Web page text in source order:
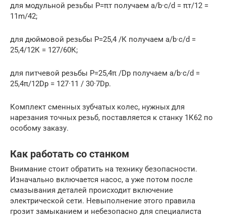
для модульной резьбы Р=πт получаем a/b·c/d = πт/12 =
11m/42;
для дюймовой резьбы P=25,4 /К получаем a/b·c/d =
25,4/12К = 127/60К;
для питчевой резьбы P=25,4π /Dp получаем a/b·c/d =
25,4π/12Dp = 127·11 / 30·7Dp.
Комплект сменных зубчатых колес, нужных для
нарезания точных резьб, поставляется к станку 1К62 по
особому заказу.
Как работать со станком
Внимание стоит обратить на технику безопасности.
Изначально включается насос, а уже потом после
смазывания деталей происходит включение
электрической сети. Невыполнение этого правила
грозит замыканием и небезопасно для специалиста